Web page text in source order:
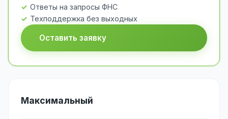
Ответы на запросы ФНС
Техподдержка без выходных
Оставить заявку
Максимальный